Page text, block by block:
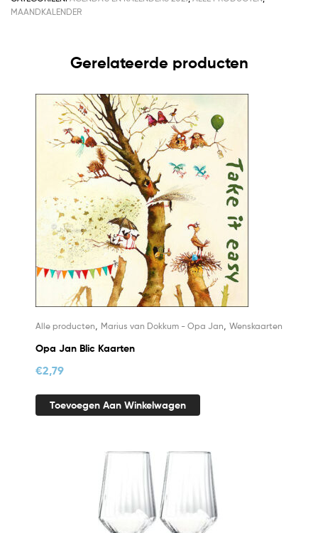
MAANDKALENDER
Gerelateerde producten
Alle producten, Marius van Dokkum - Opa Jan, Wenskaarten
Opa Jan Blic Kaarten
€2,79
Toevoegen Aan Winkelwagen